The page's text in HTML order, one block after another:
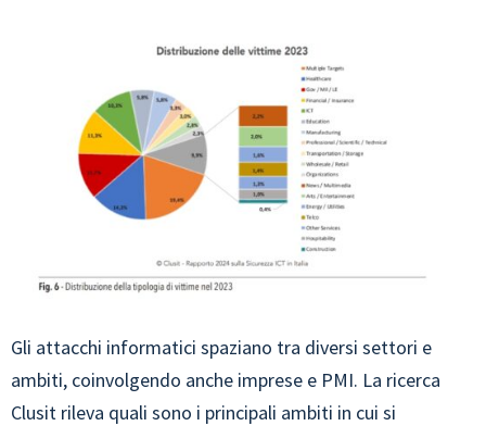
Gli attacchi informatici spaziano tra diversi settori e
ambiti, coinvolgendo anche imprese e PMI. La ricerca
Clusit rileva quali sono i principali ambiti in cui si